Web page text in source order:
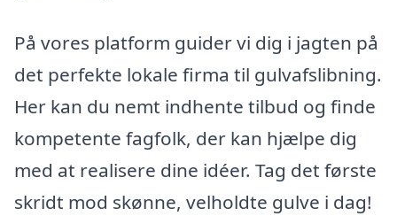
På vores platform guider vi dig i jagten på
det perfekte lokale firma til gulvafslibning.
Her kan du nemt indhente tilbud og finde
kompetente fagfolk, der kan hjælpe dig
med at realisere dine idéer. Tag det første
skridt mod skønne, velholdte gulve i dag!